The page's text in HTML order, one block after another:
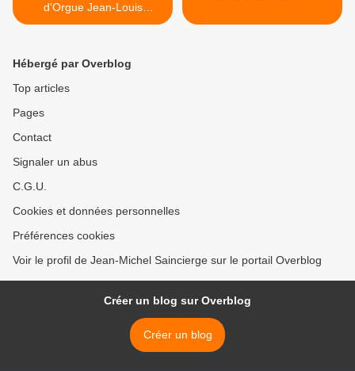
d'Orgue Jean-Louis
Florentz
Hébergé par Overblog
Top articles
Pages
Contact
Signaler un abus
C.G.U.
Cookies et données personnelles
Préférences cookies
Voir le profil de Jean-Michel Saincierge sur le portail Overblog
Créer un blog sur Overblog
Créer un blog